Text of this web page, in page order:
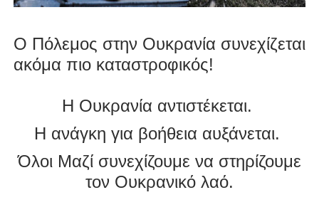
Ο Πόλεμος στην Ουκρανία συνεχίζεται
ακόμα πιο καταστροφικός!
Η Ουκρανία αντιστέκεται.
Η ανάγκη για βοήθεια αυξάνεται.
Όλοι Μαζί συνεχίζουμε να στηρίζουμε
τον Ουκρανικό λαό.